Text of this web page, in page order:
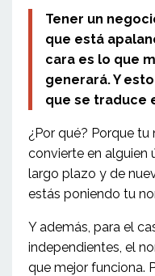
Tener un
que está
cara es lo que
generará. Y
que se traduce
¿Por qué? Porque
convierte en alguien
largo plazo y de
estás poniendo tu
Y además, para el
independientes, el
que mejor funciona.